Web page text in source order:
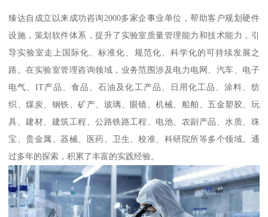
臻达自成立以来成功咨询2000多家企事业单位，帮助客户规划硬件
设施，策划软件体系，提升了实验室质量管理能力和技术能力，引
导实验室走上国际化、标准化、规范化、科学化的可持续发展之
路。在实验室管理咨询领域，业务范围涉及电力电网、汽车、电子
电气、IT产品、食品、石油及化工产品、日用化工品、涂料、纺
织、煤炭、钢铁、矿产、玻璃、眼镜、机械、船舶、五金塑胶、玩
具、建材、建筑工程、公路铁路工程、电池、农副产品、水质、珠
宝、贵金属、器械、医药、卫生、校准、科研院所等多个领域。通
过多年的探索，积累了丰富的实践经验。